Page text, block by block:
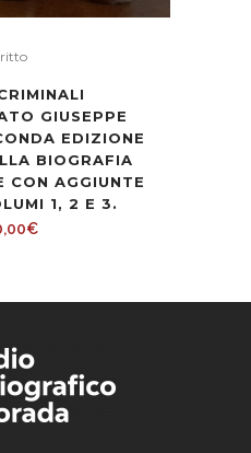
GIUSEPPE
EDIZIONE
BIOGRAFIA
CON AGGIUNTE
1, 2 E 3.
€